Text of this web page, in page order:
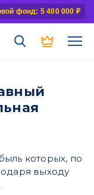
фонд: 5 400 000 ₽
которых, по
выходу